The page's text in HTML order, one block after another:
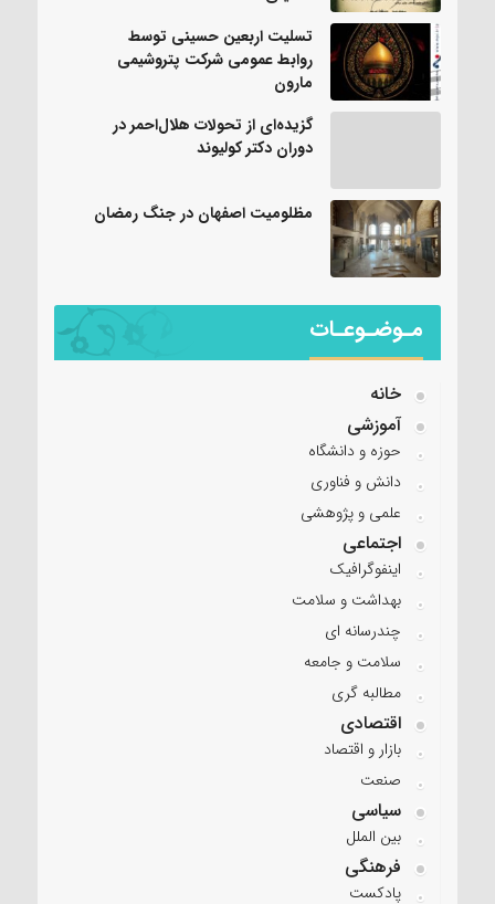
تسلیت اربعین حسینی توسط
روابط عمومی شرکت پتروشیمی
مارون
گزیده‌ای از تحولات هلال‌احمر در
دوران دکتر کولیوند
مظلومیت اصفهان در جنگ رمضان
مـوضـوعـات
خانه
آموزشی
حوزه و دانشگاه
دانش و فناوری
علمی و پژوهشی
اجتماعی
اینفوگرافیک
بهداشت و سلامت
چندرسانه ای
سلامت و جامعه
مطالبه گری
اقتصادی
بازار و اقتصاد
صنعت
سیاسی
بین الملل
فرهنگی
پادکست